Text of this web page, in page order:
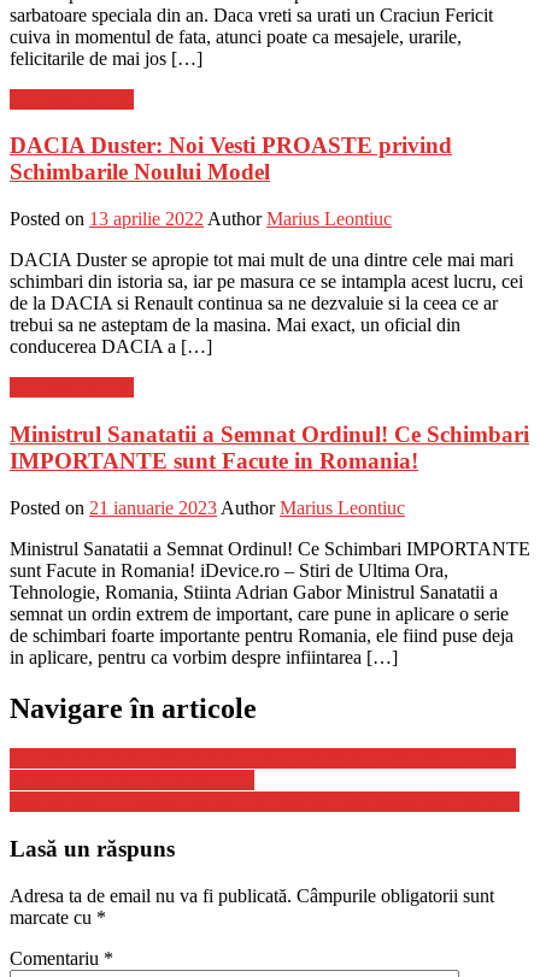
sarbatoare speciala din an. Daca vreti sa urati un Craciun Fericit
cuiva in momentul de fata, atunci poate ca mesajele, urarile,
felicitarile de mai jos […]
DACIA Duster: Noi Vesti PROASTE privind
Schimbarile Noului Model
Posted on 13 aprilie 2022 Author Marius Leontiuc
DACIA Duster se apropie tot mai mult de una dintre cele mai mari
schimbari din istoria sa, iar pe masura ce se intampla acest lucru, cei
de la DACIA si Renault continua sa ne dezvaluie si la ceea ce ar
trebui sa ne asteptam de la masina. Mai exact, un oficial din
conducerea DACIA a […]
Ministrul Sanatatii a Semnat Ordinul! Ce Schimbari
IMPORTANTE sunt Facute in Romania!
Posted on 21 ianuarie 2023 Author Marius Leontiuc
Ministrul Sanatatii a Semnat Ordinul! Ce Schimbari IMPORTANTE
sunt Facute in Romania! iDevice.ro – Stiri de Ultima Ora,
Tehnologie, Romania, Stiinta Adrian Gabor Ministrul Sanatatii a
semnat un ordin extrem de important, care pune in aplicare o serie
de schimbari foarte importante pentru Romania, ele fiind puse deja
in aplicare, pentru ca vorbim despre infiintarea […]
Navigare în articole
Lasă un răspuns
Adresa ta de email nu va fi publicată. Câmpurile obligatorii sunt
marcate cu *
Comentariu *